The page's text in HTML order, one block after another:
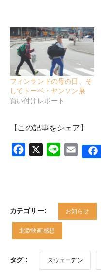
フィンランドの母の日、そ
してトーベ・ヤンソン展
買い付けレポート
【この記事をシェア】
Facebook
X Line Email
カテゴリー: お知らせ
北欧映画感想
タグ : スウェーデン